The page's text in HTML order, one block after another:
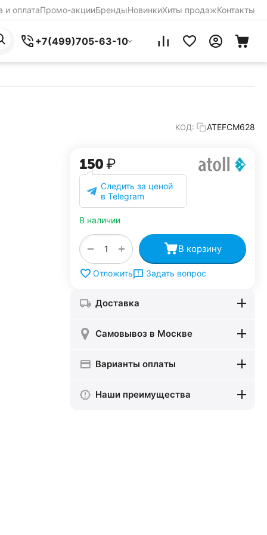
и оплатаПромо-акцииБрендыНовинкиХиты продажКонтакты
+7(499)705-63-10
КОД: ATEFCM628
‍150‍₽
Следить за ценой
в Telegram
В наличии
+
− В корзину
Отложить Задать вопрос
Доставка
Самовывоз в Москве
Варианты оплаты
Наши преимущества